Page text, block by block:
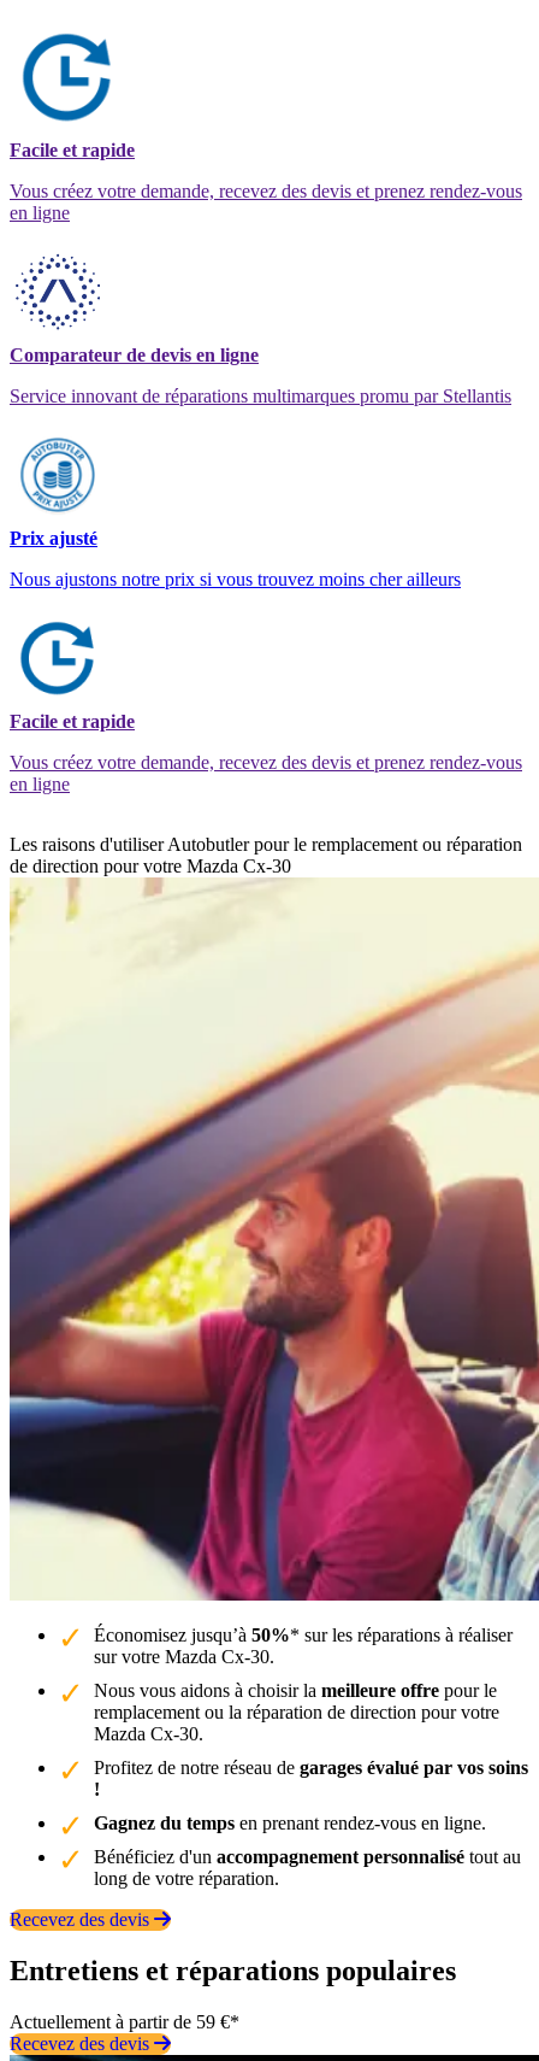
Facile et rapide
Vous créez votre demande, recevez des devis et prenez rendez-vous
en ligne
Comparateur de devis en ligne
Service innovant de réparations multimarques promu par Stellantis
Prix ajusté
Nous ajustons notre prix si vous trouvez moins cher ailleurs
Facile et rapide
Vous créez votre demande, recevez des devis et prenez rendez-vous
en ligne
Les raisons d'utiliser Autobutler pour le remplacement ou réparation
de direction pour votre Mazda Cx-30
Économisez jusqu’à 50%* sur les réparations à réaliser
sur votre Mazda Cx-30.
Nous vous aidons à choisir la meilleure offre pour le
remplacement ou la réparation de direction pour votre
Mazda Cx-30.
Profitez de notre réseau de garages évalué par vos soins
!
Gagnez du temps en prenant rendez-vous en ligne.
Bénéficiez d'un accompagnement personnalisé tout au
long de votre réparation.
Recevez des devis
Entretiens et réparations populaires
Actuellement à partir de 59 €*
Recevez des devis